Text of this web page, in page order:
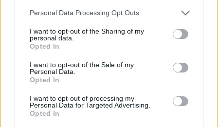
Personal Data Processing Opt Outs
I want to opt-out of the Sharing of my
personal data.
Opted In
I want to opt-out of the Sale of my
Personal Data.
Opted In
I want to opt-out of processing my
Personal Data for Targeted Advertising.
Opted In